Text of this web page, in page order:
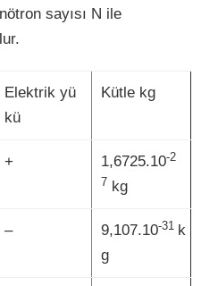
sayısı N ile
Elektrik yü
kü
Kütle kg
+ 1,6725.10-2
7 kg
– 9,107.10-31 k
g